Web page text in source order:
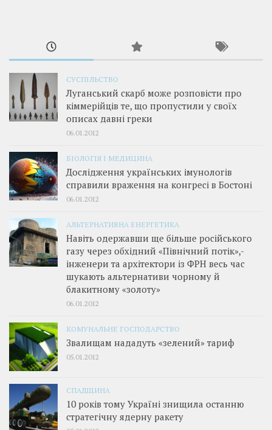
СУСПІЛЬСТВО
Луганський скарб може розповісти про
кіммерійців те, що пропустили у своїх
описах давні греки
06.01.2012
БІОЛОГІЯ І МЕДИЦИНА
Дослідження українських імунологів
справили враження на конгресі в Бостоні
06.01.2012
АЛЬТЕРНАТИВНА ЕНЕРГЕТИКА
Навіть одержавши ще більше російського
газу через обхідний «Північний потік»,­
інженери та архітектори із ФРН весь час
шукають альтернативи чорному й
блакитному «золоту»
06.01.2012
КОМУНАЛЬНЕ ГОСПОДАРСТВО
Звалищам нададуть «зелений» тариф
05.01.2012
СПАДЩИНА
10 років тому Україні знищила останню
стратегічну ядерну ракету